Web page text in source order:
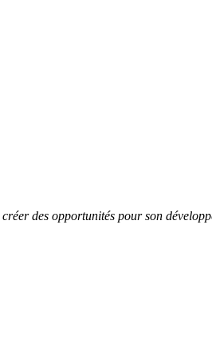
des opportunités pour son